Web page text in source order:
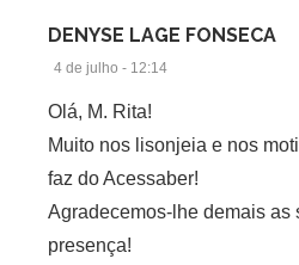
DENYSE LAGE FONSECA
4 de julho - 12:14
Olá, M. Rita!
Muito nos lisonjeia e nos
faz do Acessaber!
Agradecemos-lhe demais as
presença!